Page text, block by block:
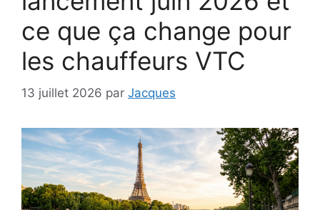
ce que ça change pour
les chauffeurs VTC
13 juillet 2026 par Jacques